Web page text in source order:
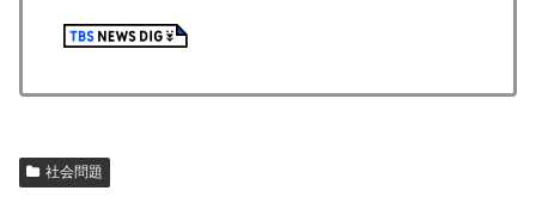
社会問題